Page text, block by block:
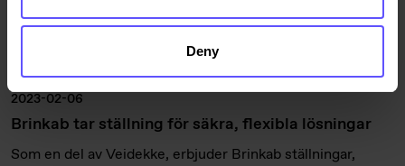
Deny
2023-02-06
Brinkab tar ställning för säkra, flexibla lösningar
Som en del av Veidekke, erbjuder Brinkab ställningar,